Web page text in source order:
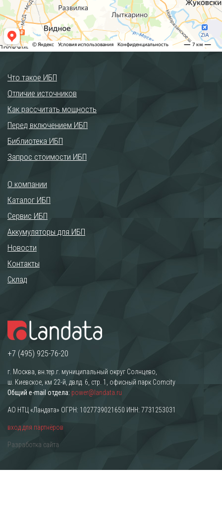
Что такое ИБП
Отличие источников
Как рассчитать мощность
Перед включением ИБП
Библиотека ИБП
Запрос стоимости ИБП
О компании
Каталог ИБП
Сервис ИБП
Аккумуляторы для ИБП
Новости
Контакты
Склад
+7 (495) 925-76-20
г. Москва, вн.тер.г. муниципальный округ Солнцево,
ш. Киевское, км 22-й, двлд. 6, стр. 1, офисный парк Comcity
Общий e-mail отдела: power@landata.ru
АО НТЦ «Ландата» ОГРН: 1027739021650 ИНН: 7731253031
вход для партнёров
Разработка сайта